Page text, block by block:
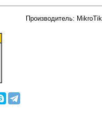
Производитель: MikroTik